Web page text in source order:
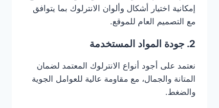
إمكانية اختيار أشكال وألوان الانترلوك بما يتوافق
مع التصميم العام للموقع.
2. جودة المواد المستخدمة
نعتمد على أجود أنواع الانترلوك المعتمد لضمان
المتانة والجمال، مع مقاومة عالية للعوامل الجوية
والضغط.